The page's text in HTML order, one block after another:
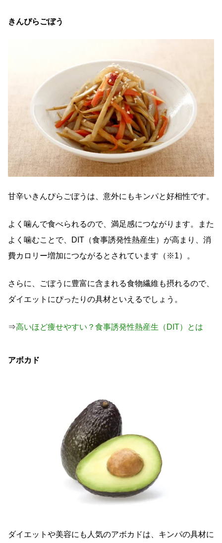
きんぴらごぼう
甘辛いきんぴらごぼうは、意外にもキンパと好相性です。
よく噛んで食べられるので、満足感につながります。また
よく噛むことで、DIT（食事誘発性熱産生）が高まり、消
費カロリー増加につながるとされています（※1）。
さらに、ごぼうに豊富に含まれる食物繊維も摂れるので、
ダイエットにぴったりの具材といえるでしょう。
⇒高いほど痩せやすい？食事誘発性熱産生（DIT）とは
アボカド
ダイエットや美容にも人気のアボカドは、キンパの具材に